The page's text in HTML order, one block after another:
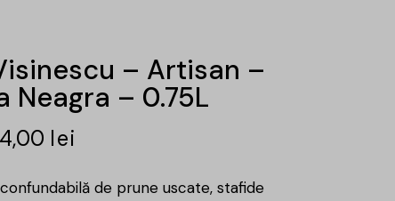
– Artisan –
Neagra – 0.75L
lei
de prune uscate, stafide